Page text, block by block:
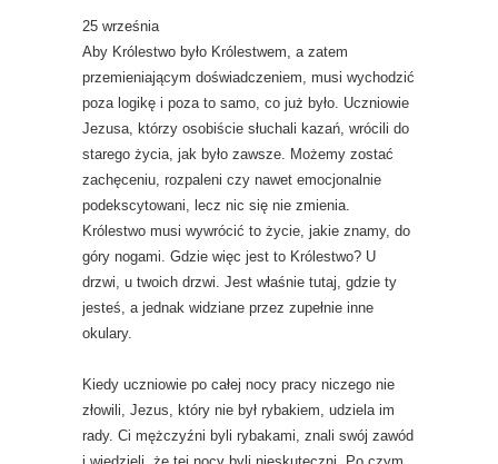
25 września
Aby Królestwo było Królestwem, a zatem
przemieniającym doświadczeniem, musi wychodzić
poza logikę i poza to samo, co już było. Uczniowie
Jezusa, którzy osobiście słuchali kazań, wrócili do
starego życia, jak było zawsze. Możemy zostać
zachęceniu, rozpaleni czy nawet emocjonalnie
podekscytowani, lecz nic się nie zmienia.
Królestwo musi wywrócić to życie, jakie znamy, do
góry nogami. Gdzie więc jest to Królestwo? U
drzwi, u twoich drzwi. Jest właśnie tutaj, gdzie ty
jesteś, a jednak widziane przez zupełnie inne
okulary.
Kiedy uczniowie po całej nocy pracy niczego nie
złowili, Jezus, który nie był rybakiem, udziela im
rady. Ci mężczyźni byli rybakami, znali swój zawód
i wiedzieli, że tej nocy byli nieskuteczni. Po czym